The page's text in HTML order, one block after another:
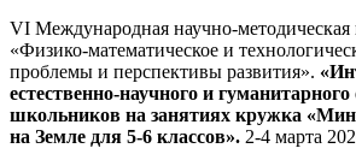
VI Международная научно-методическая
«Физико-математическое и
проблемы и перспективы развития».
естественно-научного и
школьников на занятиях кружка
на Земле для 5-6 классов». 2-4 марта